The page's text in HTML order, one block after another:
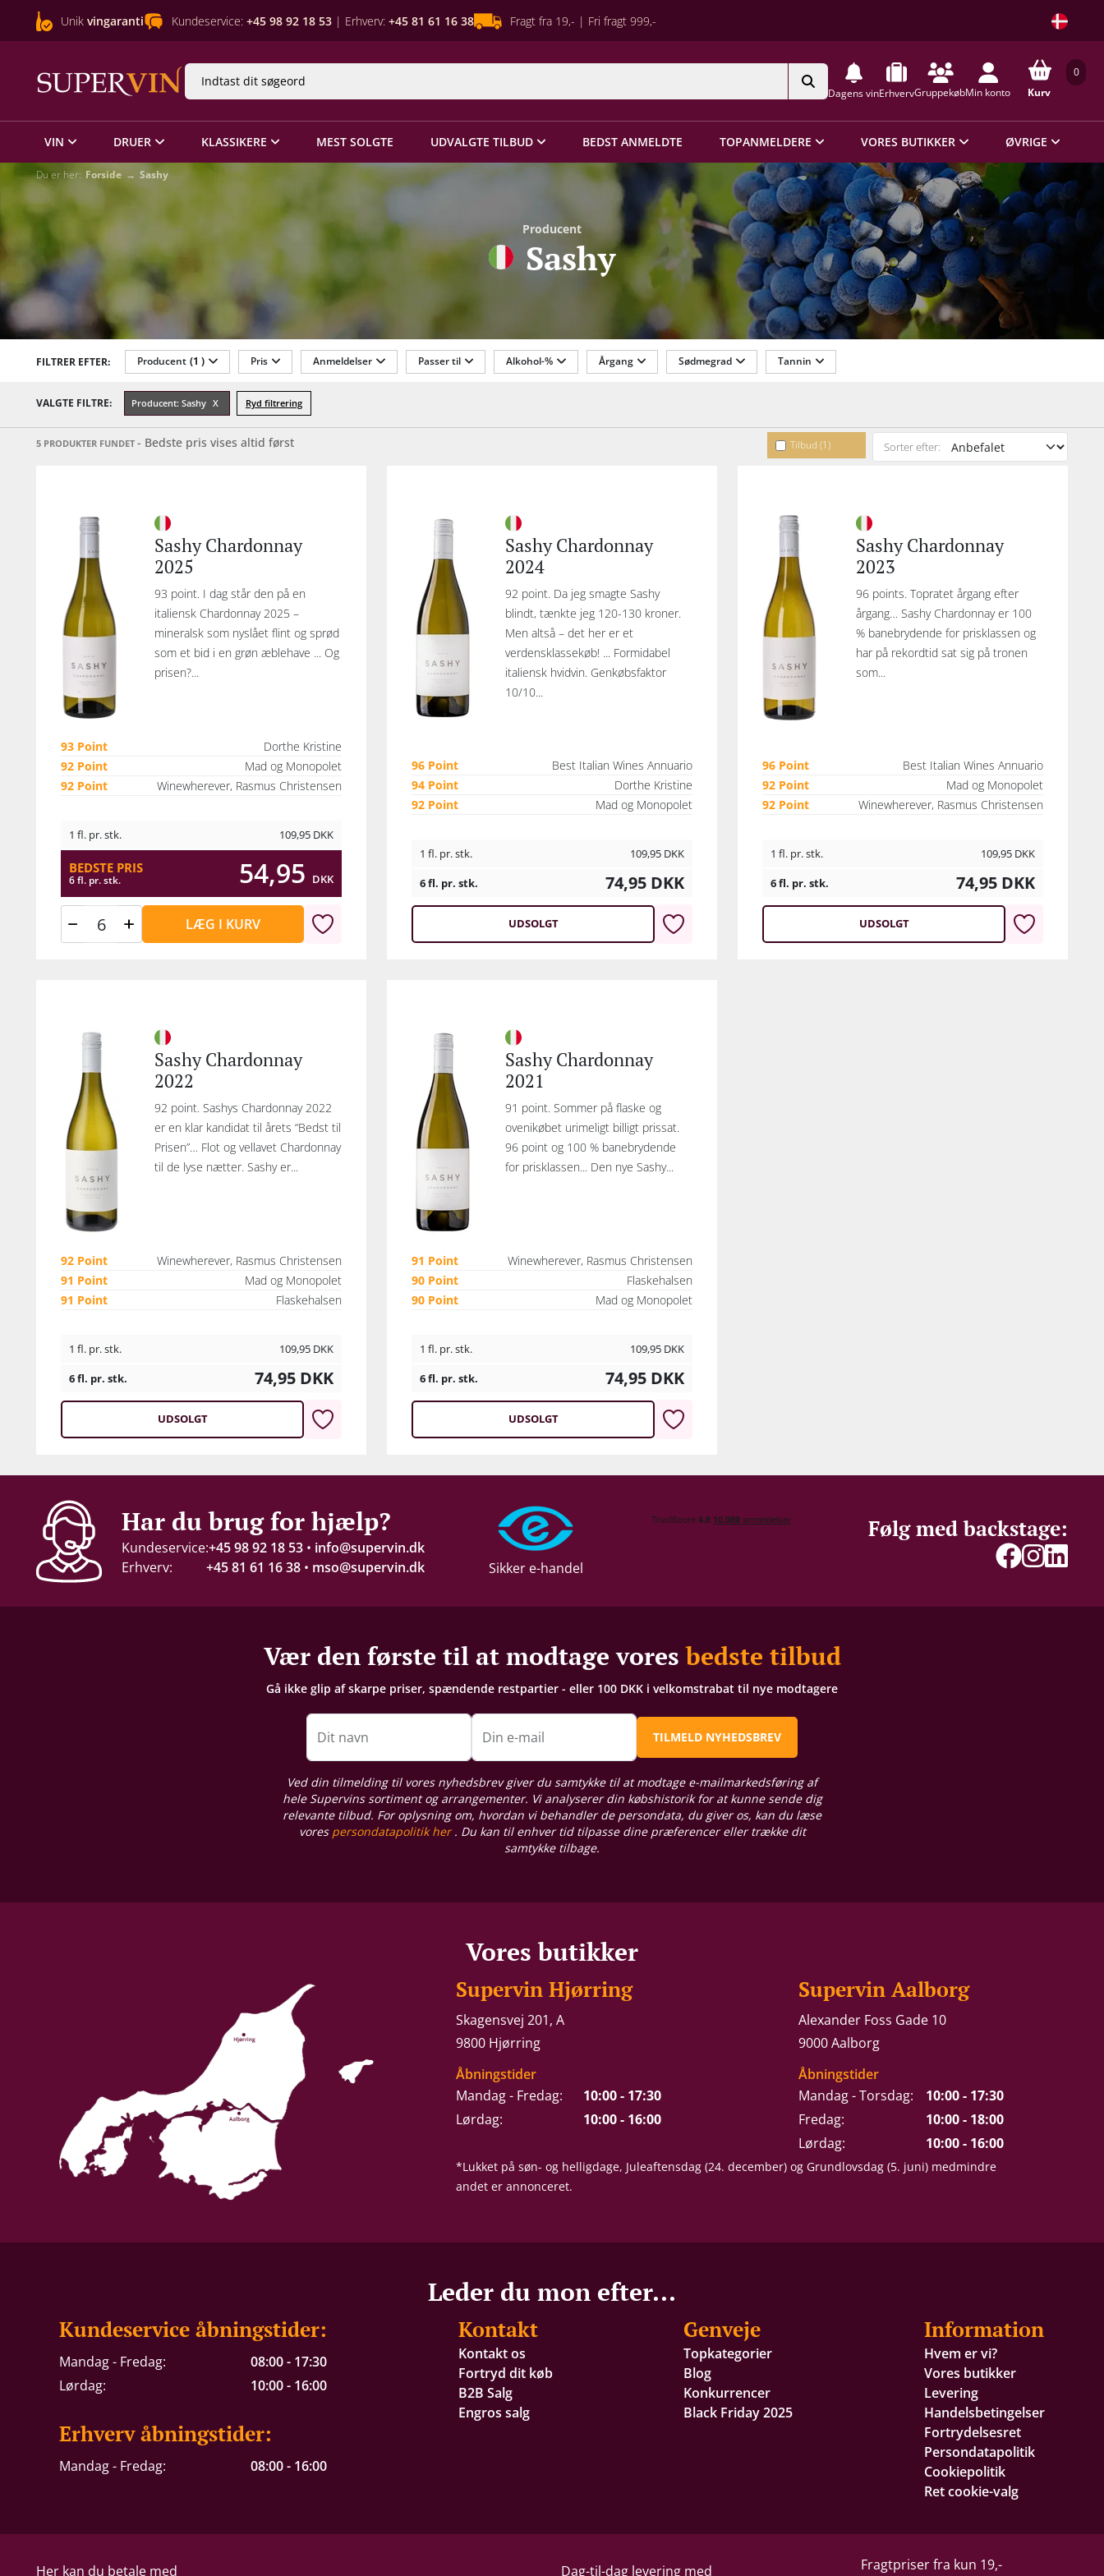
Unik vingaranti Kundeservice: +45 98 92 18 53 | Erhverv: +45 81 61 16 38 Fragt fra 19,- | Fri fragt 999,-
Dagens vinErhvervGruppekøbMin konto
0
Kurv
VIN DRUER KLASSIKERE MEST SOLGTE UDVALGTE TILBUD BEDST ANMELDTE TOPANMELDERE VORES BUTIKKER ØVRIGE
Du er her: Forside Sashy
Producent
Sashy
FILTRER EFTER: Producent (1 ) Pris Anmeldelser Passer til Alkohol-% Årgang Sødmegrad Tannin
VALGTE FILTRE: Producent: Sashy Ryd filtrering
5 PRODUKTER FUNDET - Bedste pris vises altid først Tilbud (1) Sorter efter:
Sashy Chardonnay
2025
93 point. I dag står den på en
italiensk Chardonnay 2025 –
mineralsk som nyslået flint og sprød
som et bid i en grøn æblehave ... Og
prisen?...
93 Point
Dorthe Kristine
92 Point
Mad og Monopolet
92 Point
Winewherever, Rasmus Christensen
1 fl. pr. stk. 109,95 DKK
BEDSTE PRIS
6 fl. pr. stk. 54,95 DKK
LÆG I KURV
Sashy Chardonnay
2024
92 point. Da jeg smagte Sashy
blindt, tænkte jeg 120-130 kroner.
Men altså – det her er et
verdensklassekøb! ... Formidabel
italiensk hvidvin. Genkøbsfaktor
10/10...
96 Point
Best Italian Wines Annuario
94 Point
Dorthe Kristine
92 Point
Mad og Monopolet
1 fl. pr. stk. 109,95 DKK
6 fl. pr. stk.
74,95 DKK
UDSOLGT
Sashy Chardonnay
2023
96 points. Topratet årgang efter
årgang… Sashy Chardonnay er 100
% banebrydende for prisklassen og
har på rekordtid sat sig på tronen
som...
96 Point
Best Italian Wines Annuario
92 Point
Mad og Monopolet
92 Point
Winewherever, Rasmus Christensen
1 fl. pr. stk. 109,95 DKK
6 fl. pr. stk.
74,95 DKK
UDSOLGT
Sashy Chardonnay
2022
92 point. Sashys Chardonnay 2022
er en klar kandidat til årets “Bedst til
Prisen”… Flot og vellavet Chardonnay
til de lyse nætter. Sashy er...
92 Point
Winewherever, Rasmus Christensen
91 Point
Mad og Monopolet
91 Point
Flaskehalsen
1 fl. pr. stk. 109,95 DKK
6 fl. pr. stk.
74,95 DKK
UDSOLGT
Sashy Chardonnay
2021
91 point. Sommer på flaske og
ovenikøbet urimeligt billigt prissat.
96 point og 100 % banebrydende
for prisklassen... Den nye Sashy...
91 Point
Winewherever, Rasmus Christensen
90 Point
Flaskehalsen
90 Point
Mad og Monopolet
1 fl. pr. stk. 109,95 DKK
6 fl. pr. stk.
74,95 DKK
UDSOLGT
Har du brug for hjælp?
Kundeservice:+45 98 92 18 53 • info@supervin.dk
Erhverv:
+45 81 61 16 38 • mso@supervin.dk Sikker e-handel
Følg med backstage:
Vær den første til at modtage voresbedste tilbud
Gå ikke glip af skarpe priser, spændende restpartier - eller 100 DKK i velkomstrabat til nye modtagere
Dit navn Din e-mail TILMELD NYHEDSBREV
Ved din tilmelding til vores nyhedsbrev giver du samtykke til at modtage e-mailmarkedsføring af
hele Supervins sortiment og arrangementer. Vi analyserer din købshistorik for at kunne sende dig
relevante tilbud. For oplysning om, hvordan vi behandler de persondata, du giver os, kan du læse
vores persondatapolitik her. Du kan til enhver tid tilpasse dine præferencer eller trække dit
samtykke tilbage.
Vores butikker
Supervin Hjørring
Skagensvej 201, A
9800 Hjørring
Åbningstider
Mandag - Fredag:
10:00 - 17:30
Lørdag:
10:00 - 16:00
Supervin Aalborg
Alexander Foss Gade 10
9000 Aalborg
Åbningstider
Mandag - Torsdag:
10:00 - 17:30
Fredag:
10:00 - 18:00
Lørdag:
10:00 - 16:00
*Lukket på søn- og helligdage, Juleaftensdag (24. december) og Grundlovsdag (5. juni) medmindre
andet er annonceret.
Leder du mon efter...
Kundeservice åbningstider:
Mandag - Fredag:
08:00 - 17:30
Lørdag:
10:00 - 16:00
Erhverv åbningstider:
Mandag - Fredag: 08:00 - 16:00
Kontakt
Kontakt os
Fortryd dit køb
B2B Salg
Engros salg
Genveje
Topkategorier
Blog
Konkurrencer
Black Friday 2025
Information
Hvem er vi?
Vores butikker
Levering
Handelsbetingelser
Fortrydelsesret
Persondatapolitik
Cookiepolitik
Ret cookie-valg
Her kan du betale med Dag-til-dag levering med Fragtpriser fra kun 19,-